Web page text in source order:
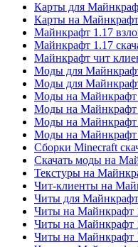
Карты для
Карты на
Майнкрафт 1.17
Майнкрафт 1.17
Майнкрафт чит
Моды для
Моды для
Моды на Майнкрафт
Моды на Майнкрафт
Моды на Майнкрафт
Моды на Майнкрафт
Сборки Minecraft
Скачать моды на
Текстуры на
Чит-клиенты на
Читы для
Читы на Майнкрафт
Читы на Майнкрафт
Читы на Майнкрафт